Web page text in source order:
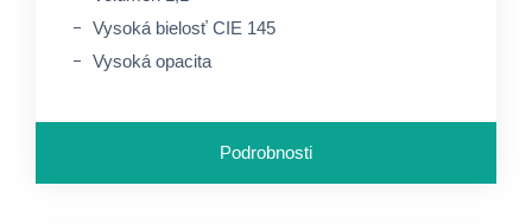
Vysoká bielosť CIE 145
Vysoká opacita
Podrobnosti